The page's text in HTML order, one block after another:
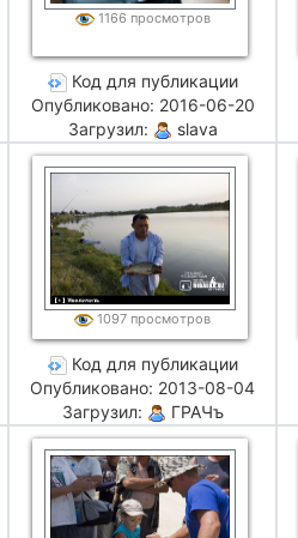
1166 просмотров
Код для публикации
Опубликовано: 2016-06-20
Загрузил:
slava
1097 просмотров
Код для публикации
Опубликовано: 2013-08-04
Загрузил:
ГРАЧъ